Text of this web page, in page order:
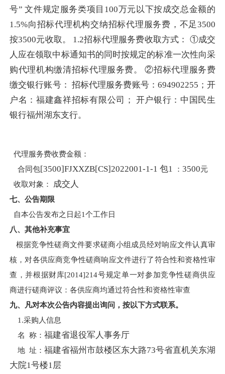
号” 文件规定服务类项目100万元以下按成交总金额的
1.5%向招标代理机构交纳招标代理服务费，不足3500
按3500元收取。 1.2招标代理服务费收取方式： ①成交
人应在领取中标通知书的同时按规定的标准一次性向采
购代理机构缴清招标代理服务费。 ②招标代理服务费
缴交银行账号： 招标代理服务费账号：694902255；开
户名：福建鑫祥招标有限公司； 开户银行：中国民生
银行福州湖东支行。
代理服务费收费金额：
合同包[3500]FJXXZB[CS]2022001-1-1 包1 ： 3500元
收取对象：
成交人
七、公告期限
自本公告发布之日起1个工作日
八、其他补充事宜
根据竞争性磋商文件要求磋商小组成员经对响应文件认真审
核，对各供应商竞争性磋商响应文件进行了符合性和资格性审
查，并根据财库[2014]214号规定单一对参加竞争性磋商供应
商进行磋商评议：各供应商均通过符合性和资格性审查
九、凡对本次公告内容提出询问，按以下方式联系。
1.采购人信息
名 称： 福建省退役军人事务厅
地 址： 福建省福州市鼓楼区东大路73号省直机关东湖
大院1号楼1层